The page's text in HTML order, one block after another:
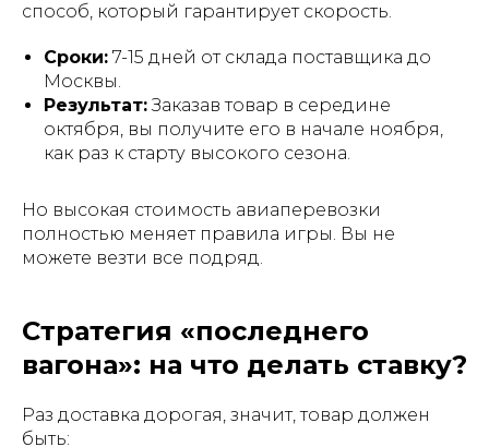
способ, который гарантирует скорость.
Сроки: 7-15 дней от склада поставщика до
Москвы.
Результат:Заказав товар в середине
октября, вы получите его в начале ноября,
как раз к старту высокого сезона.
Но высокая стоимость авиаперевозки
полностью меняет правила игры. Вы не
можете везти все подряд.
Стратегия «последнего
вагона»: на что делать ставку?
Раз доставка дорогая, значит, товар должен
быть: